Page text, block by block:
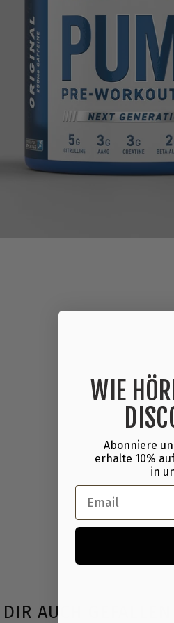
AUCH GEFALLEN
WIE
Abonniere
erhalte 10%
in
Email